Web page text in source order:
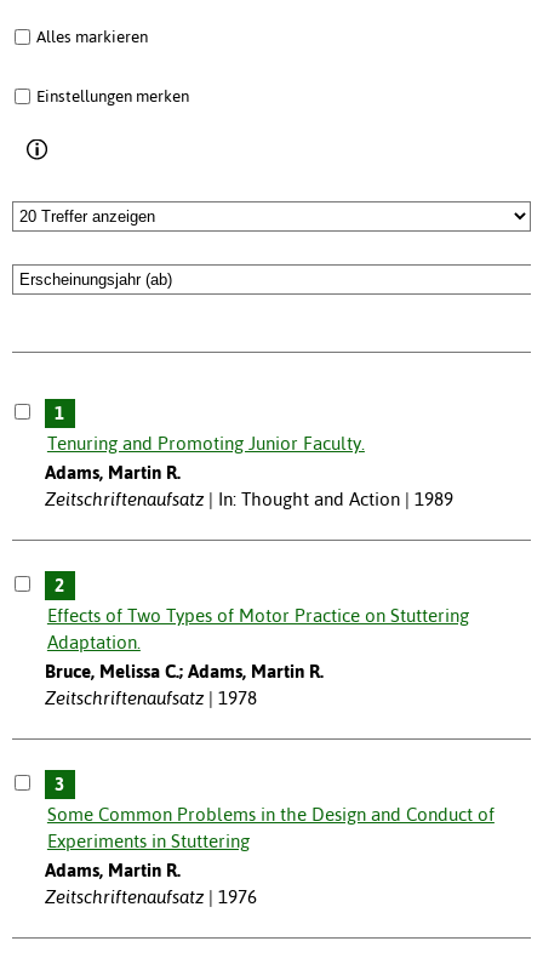
Alles markieren
Einstellungen merken
1
Tenuring and Promoting Junior Faculty.
Adams, Martin R.
Zeitschriftenaufsatz
In: Thought and Action | 1989
2
Effects of Two Types of Motor Practice on Stuttering
Adaptation.
Bruce, Melissa C.; Adams, Martin R.
Zeitschriftenaufsatz
1978
3
Some Common Problems in the Design and Conduct of
Experiments in Stuttering
Adams, Martin R.
Zeitschriftenaufsatz
1976